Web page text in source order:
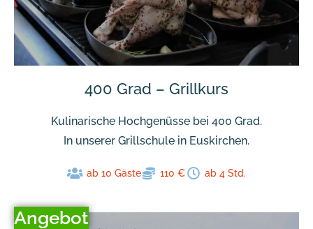
400 Grad – Grillkurs
Kulinarische Hochgenüsse bei 400 Grad.
In unserer Grillschule in Euskirchen.
ab 10 Gäste 110 € ab 4 Std.
Angebot